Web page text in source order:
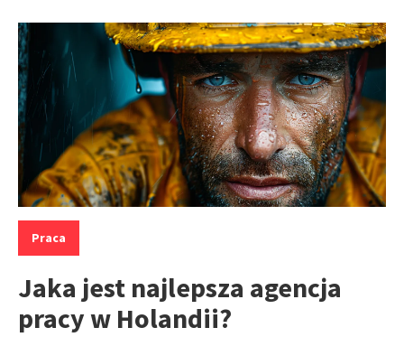
Kategorie:
Praca
Jaka jest najlepsza agencja
pracy w Holandii?